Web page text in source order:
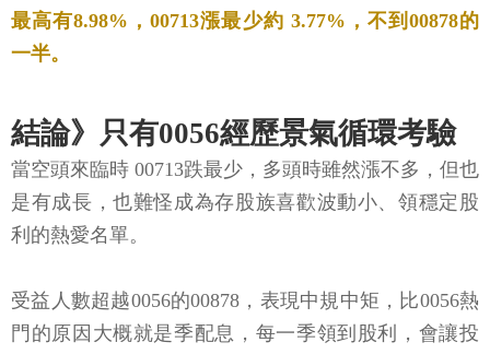
最高有8.98%，00713漲最少約 3.77%，不到00878的
一半。
結論》只有0056經歷景氣循環考驗
當空頭來臨時 00713跌最少，多頭時雖然漲不多，但也
是有成長，也難怪成為存股族喜歡波動小、領穩定股
利的熱愛名單。
受益人數超越0056的00878，表現中規中矩，比0056熱
門的原因大概就是季配息，每一季領到股利，會讓投